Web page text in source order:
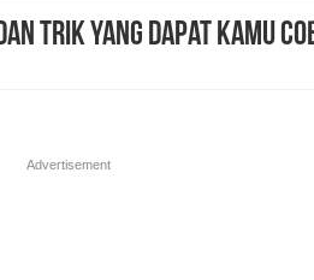
Trik yang Dapat Kamu
Advertisement